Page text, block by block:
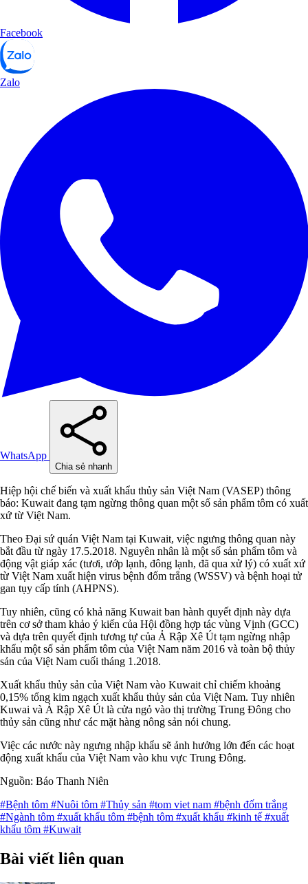
Facebook
Zalo
WhatsApp
Chia sẻ nhanh
Hiệp hội chế biến và xuất khẩu thủy sản Việt Nam (VASEP) thông
báo: Kuwait đang tạm ngừng thông quan một số sản phẩm tôm có xuất
xứ từ Việt Nam.
Theo Đại sứ quán Việt Nam tại Kuwait, việc ngưng thông quan này
bắt đầu từ ngày 17.5.2018. Nguyên nhân là một số sản phẩm tôm và
động vật giáp xác (tươi, ướp lạnh, đông lạnh, đã qua xử lý) có xuất xứ
từ Việt Nam xuất hiện virus bệnh đốm trắng (WSSV) và bệnh hoại tử
gan tụy cấp tính (AHPNS).
Tuy nhiên, cũng có khả năng Kuwait ban hành quyết định này dựa
trên cơ sở tham khảo ý kiến của Hội đồng hợp tác vùng Vịnh (GCC)
và dựa trên quyết định tương tự của Ả Rập Xê Út tạm ngừng nhập
khẩu một số sản phẩm tôm của Việt Nam năm 2016 và toàn bộ thủy
sản của Việt Nam cuối tháng 1.2018.
Xuất khẩu thủy sản của Việt Nam vào Kuwait chỉ chiếm khoảng
0,15% tổng kim ngạch xuất khẩu thủy sản của Việt Nam. Tuy nhiên
Kuwai và Ả Rập Xê Út là cửa ngỏ vào thị trường Trung Đông cho
thủy sản cũng như các mặt hàng nông sản nói chung.
Việc các nước này ngưng nhập khẩu sẽ ảnh hưởng lớn đến các hoạt
động xuất khẩu của Việt Nam vào khu vực Trung Đông.
Nguồn: Báo Thanh Niên
#Bệnh tôm #Nuôi tôm #Thủy sản #tom viet nam #bệnh đốm trắng
#Ngành tôm #xuất khẩu tôm #bệnh tôm #xuất khẩu #kinh tế #xuất
khẩu tôm #Kuwait
Bài viết liên quan